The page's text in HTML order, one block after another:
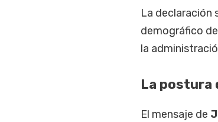
La declaración
demográfico
la
La postura
El mensaje de